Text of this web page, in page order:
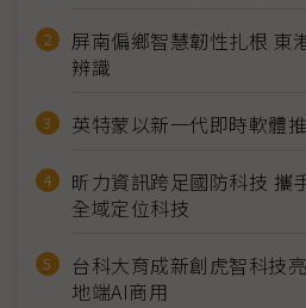
屏南偏鄉智慧韌性扎根 東
辨識
英特蒙以新一代即時軟體
昕力資訊跨足國防科技 攜
全域定位科技
台科大育成新創虎智科技
地端AI商用